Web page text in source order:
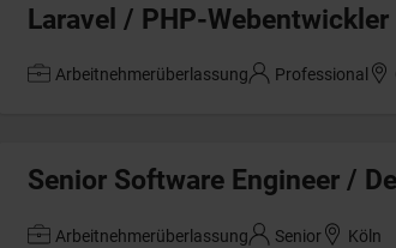
Laravel / PHP-
Arbeitnehmerüberlassung Professional
Senior Software Engineer /
Arbeitnehmerüberlassung Senior Köln